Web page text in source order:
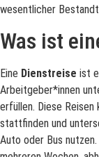
wesentlicher
Was ist
Eine Dienstreise ist
Arbeitgeber*innen
erfüllen. Diese Reisen
stattfinden und
Auto oder Bus